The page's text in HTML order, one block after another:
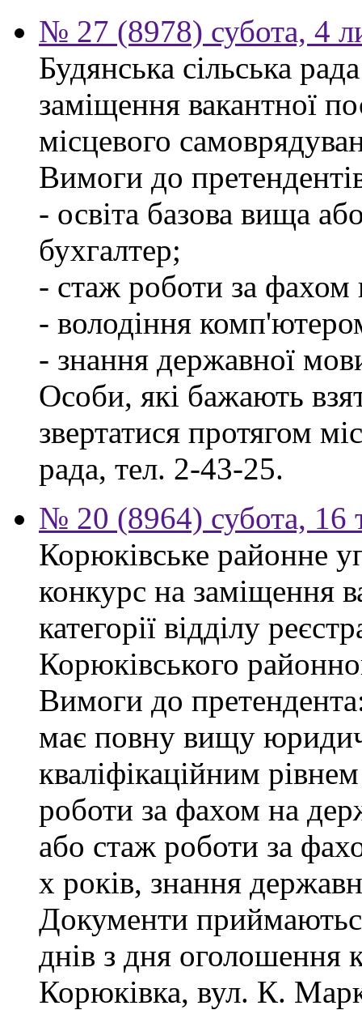
№ 27 (8978) субота, 4
Будянська сільська
заміщення вакантної
місцевого
Вимоги до
- освіта базова вища
бухгалтер;
- стаж роботи за
- володіння
- знання державної
Особи, які бажають
звертатися протягом
рада, тел. 2-43-25.
№ 20 (8964) субота, 16
Корюківське районне
конкурс на заміщення
категорії відділу
Корюківського
Вимоги до
має повну вищу
кваліфікаційним
роботи за фахом на
або стаж роботи за
х років, знання
Документи
днів з дня оголошення
Корюківка, вул. К.